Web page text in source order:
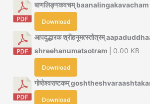
बाणलिङ्गकवचम् baanalingakavacham
Download
आपदुद्धारक श्रीहनूमत्स्तोत्रम्
shreehanumatsotram | 0.00 KB
Download
गोष्ठेश्वराष्टकम्
Download